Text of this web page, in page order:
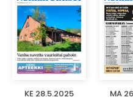
KE 28.5.2025 MA